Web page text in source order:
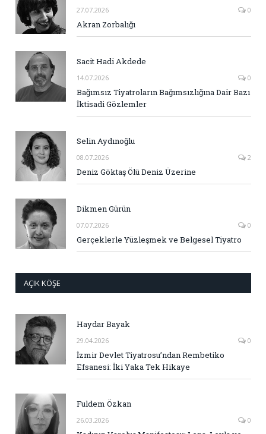
27.07.2026 0
Akran Zorbalığı
Sacit Hadi Akdede
14.07.2026 0
Bağımsız Tiyatroların Bağımsızlığına Dair Bazı
İktisadi Gözlemler
Selin Aydınoğlu
08.07.2026 2
Deniz Göktaş Ölü Deniz Üzerine
Dikmen Gürün
07.07.2026 0
Gerçeklerle Yüzleşmek ve Belgesel Tiyatro
AÇIK KÖŞE
Haydar Bayak
29.04.2026 0
İzmir Devlet Tiyatrosu’ndan Rembetiko
Efsanesi: İki Yaka Tek Hikaye
Fuldem Özkan
26.03.2026 0